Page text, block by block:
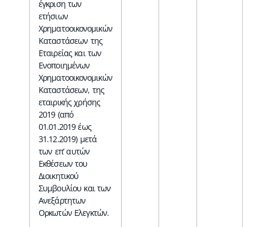
έγκριση των
ετήσιων
Χρηματοοικονομικών
Καταστάσεων της
Εταιρείας και των
Ενοποιημένων
Χρηματοοικονομικών
Καταστάσεων, της
εταιρικής χρήσης
2019 (από
01.01.2019 έως
31.12.2019) μετά
των επ’ αυτών
Εκθέσεων του
Διοικητικού
Συμβουλίου και των
Ανεξάρτητων
Ορκωτών Ελεγκτών.